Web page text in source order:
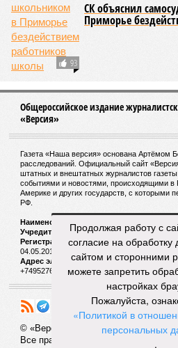
93
СК объяснил
Приморье
Общероссийское издание
«Версия»
Газета «Наша версия» основана Артёмом
расследований. Официальный сайт
штатных и внештатных журналистов
событиями и новостями, происходящими в
Америке и других государств, с которыми
РФ.
Наименование:
Учредитель:
ООО «Версия»,Главный
Регистрационный номер
04.05.2018 г.
Адрес электронной почты и телефон
+74952760348
© «Версия»
Все права защищены
Продолжая работу с
согласие на
сайтом и сторонними
можете запретить
настройках
Пожалуйста,
«Политикой в
персональных
.